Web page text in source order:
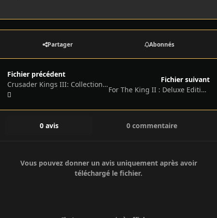
Partager Abonnés
Fichier précédent
Crusader Kings III: Collection, v1.17.0 (Ascendant) + 24 DLCs
Fichier suivant
For The King II : Deluxe Edition – v1.8.8 + 3 DLCs/Bonuses
0 avis 0 commentaire
Vous pouvez donner un avis uniquement après avoir
téléchargé le fichier.